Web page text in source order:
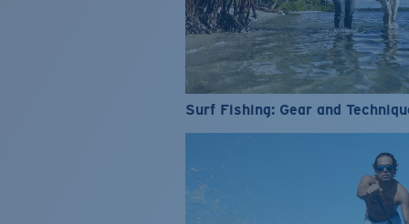
Surf Fishing: Gear and